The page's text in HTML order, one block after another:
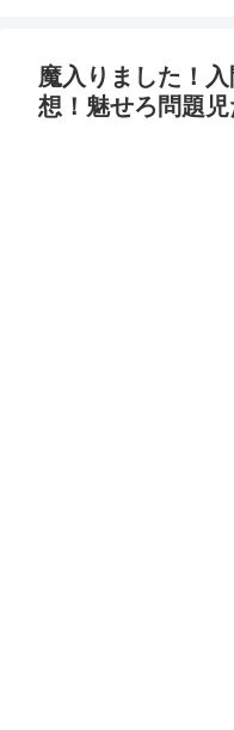
魔入りました！
想！魅せろ問題児